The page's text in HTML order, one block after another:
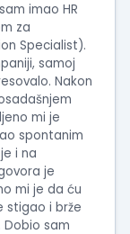
imao HR
za
Specialist).
samoj
Nakon
mi je
spontanim
i na
je
mi je da ću
stigao i brže
sam